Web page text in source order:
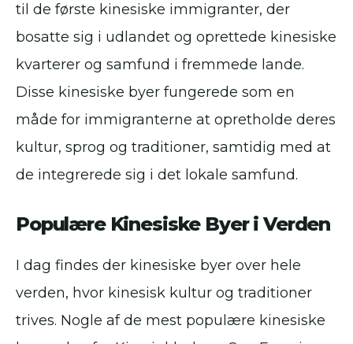
til de første kinesiske immigranter, der
bosatte sig i udlandet og oprettede kinesiske
kvarterer og samfund i fremmede lande.
Disse kinesiske byer fungerede som en
måde for immigranterne at opretholde deres
kultur, sprog og traditioner, samtidig med at
de integrerede sig i det lokale samfund.
Populære Kinesiske Byer i Verden
I dag findes der kinesiske byer over hele
verden, hvor kinesisk kultur og traditioner
trives. Nogle af de mest populære kinesiske